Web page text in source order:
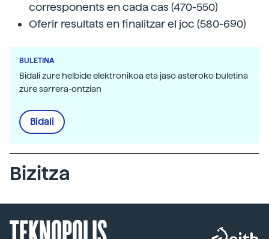
corresponents en cada cas (470-550)
Oferir resultats en finalitzar el joc (580-690)
BULETINA
Bidali zure helbide elektronikoa eta jaso asteroko buletina
zure sarrera-ontzian
Bidali
Bizitza